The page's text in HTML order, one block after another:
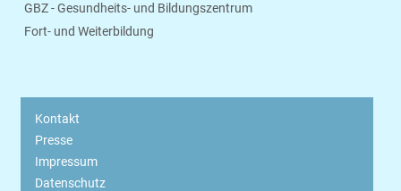
GBZ - Gesundheits- und Bildungszentrum
Fort- und Weiterbildung
Kontakt
Presse
Impressum
Datenschutz